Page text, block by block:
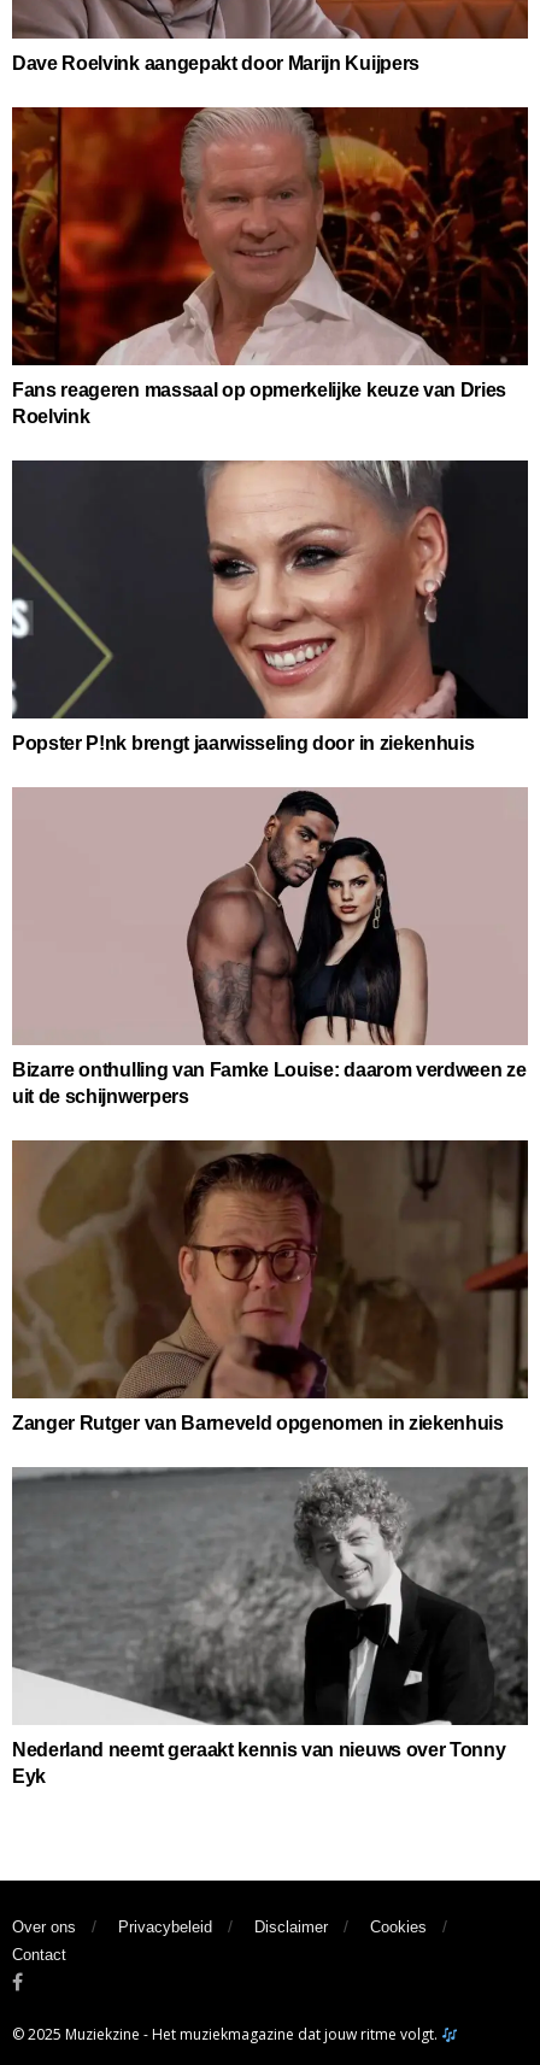
Dave Roelvink aangepakt door Marijn Kuijpers
Fans reageren massaal op opmerkelijke keuze van Dries
Roelvink
Popster P!nk brengt jaarwisseling door in ziekenhuis
Bizarre onthulling van Famke Louise: daarom verdween ze
uit de schijnwerpers
Zanger Rutger van Barneveld opgenomen in ziekenhuis
Nederland neemt geraakt kennis van nieuws over Tonny
Eyk
Over ons Privacybeleid Disclaimer
Cookies
Contact
© 2025 Muziekzine - Het muziekmagazine dat jouw ritme volgt.